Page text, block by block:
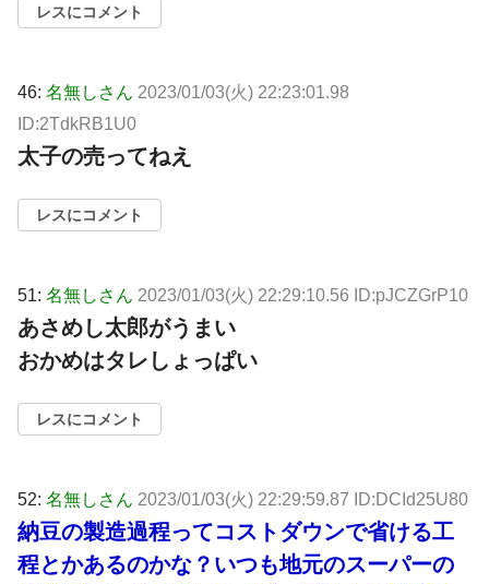
レスにコメント
46: 名無しさん 2023/01/03(火) 22:23:01.98
ID:2TdkRB1U0
太子の売ってねえ
レスにコメント
51: 名無しさん 2023/01/03(火) 22:29:10.56 ID:pJCZGrP10
あさめし太郎がうまい
おかめはタレしょっぱい
レスにコメント
52: 名無しさん 2023/01/03(火) 22:29:59.87 ID:DCId25U80
納豆の製造過程ってコストダウンで省ける工
程とかあるのかな？いつも地元のスーパーの